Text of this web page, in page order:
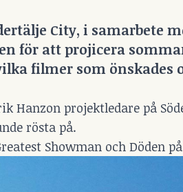
City, i samarbete
för att projicera
filmer som önskades
Hanzon projektledare på
rösta på.
Showman och Döden